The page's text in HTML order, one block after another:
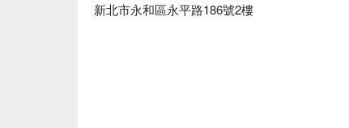
新北市永和區永平路186號2樓